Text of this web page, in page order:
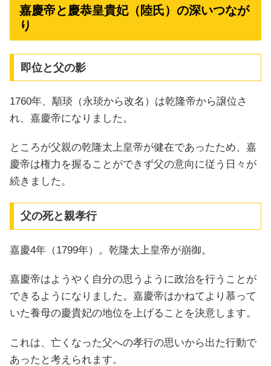
嘉慶帝と慶恭皇貴妃（陸氏）の深いつなが
り
即位と父の影
1760年、顒琰（永琰から改名）は乾隆帝から譲位さ
れ、嘉慶帝になりました。
ところが父親の乾隆太上皇帝が健在であったため、嘉
慶帝は権力を握ることができず父の意向に従う日々が
続きました。
父の死と親孝行
嘉慶4年（1799年）。乾隆太上皇帝が崩御。
嘉慶帝はようやく自分の思うように政治を行うことが
できるようになりました。嘉慶帝はかねてより慕って
いた養母の慶貴妃の地位を上げることを決意します。
これは、亡くなった父への孝行の思いから出た行動で
あったと考えられます。